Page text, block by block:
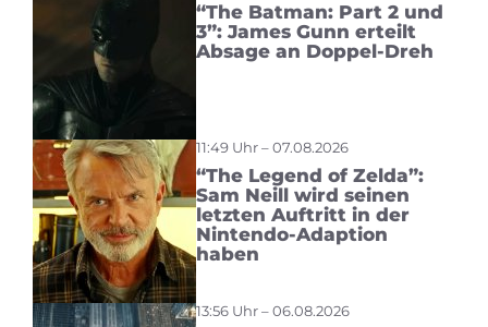
“The Batman: Part 2 und
3”: James Gunn erteilt
Absage an Doppel-Dreh
11:49 Uhr – 07.08.2026
“The Legend of Zelda”:
Sam Neill wird seinen
letzten Auftritt in der
Nintendo-Adaption
haben
13:56 Uhr – 06.08.2026